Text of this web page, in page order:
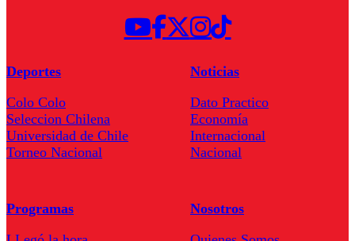
Deportes
Colo Colo
Seleccion Chilena
Universidad de Chile
Torneo Nacional
Noticias
Dato Practico
Economía
Internacional
Nacional
Programas
Nosotros